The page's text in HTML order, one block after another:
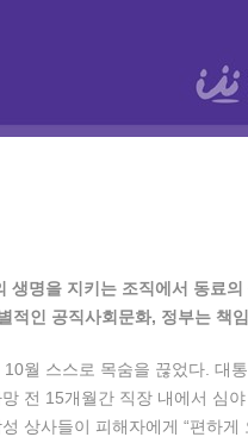
생명을 지키는 조직에서 동료
적인 공직사회문화, 정부는 책
월 스스로 목숨을 끊었다. 대
전 15개월간 직장 내에서 심
상사들이 피해자에게 “편하게